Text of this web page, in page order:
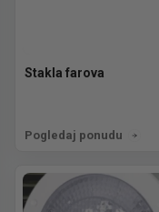
Stakla farova
Pogledaj ponudu